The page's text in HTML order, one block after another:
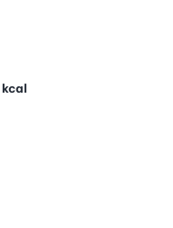
kcal